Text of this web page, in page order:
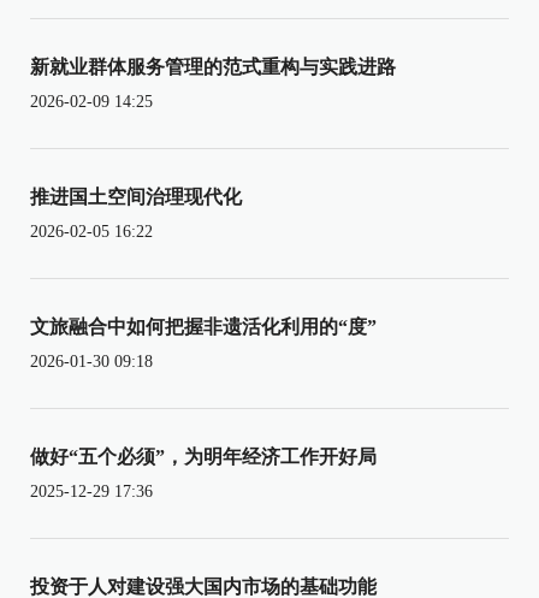
新就业群体服务管理的范式重构与实践进路
2026-02-09 14:25
推进国土空间治理现代化
2026-02-05 16:22
文旅融合中如何把握非遗活化利用的“度”
2026-01-30 09:18
做好“五个必须”，为明年经济工作开好局
2025-12-29 17:36
投资于人对建设强大国内市场的基础功能